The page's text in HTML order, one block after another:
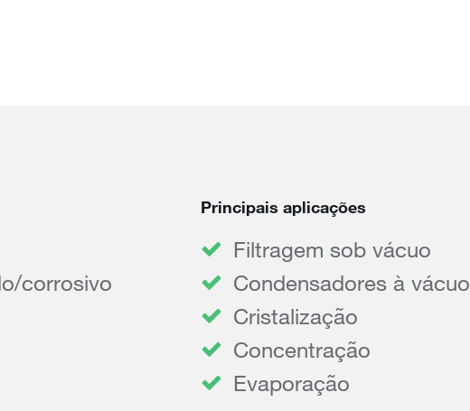
corrosivo
Principais aplicações
Filtragem sob vácuo
Condensadores à vácuo
Cristalização
Concentração
Evaporação